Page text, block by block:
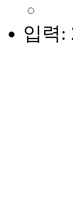
입력: